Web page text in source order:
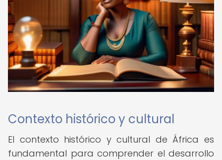
Contexto histórico y cultural
El contexto histórico y cultural de África es
fundamental para comprender el desarrollo